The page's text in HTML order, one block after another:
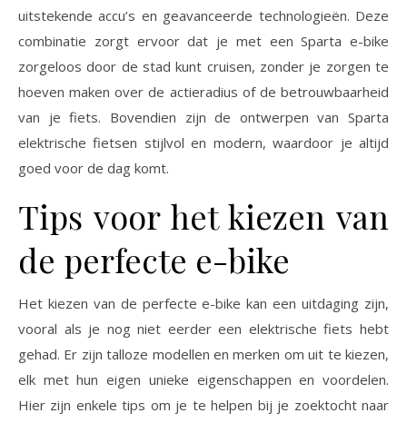
uitstekende accu’s en geavanceerde technologieën. Deze
combinatie zorgt ervoor dat je met een Sparta e-bike
zorgeloos door de stad kunt cruisen, zonder je zorgen te
hoeven maken over de actieradius of de betrouwbaarheid
van je fiets. Bovendien zijn de ontwerpen van Sparta
elektrische fietsen stijlvol en modern, waardoor je altijd
goed voor de dag komt.
Tips voor het kiezen van
de perfecte e-bike
Het kiezen van de perfecte e-bike kan een uitdaging zijn,
vooral als je nog niet eerder een elektrische fiets hebt
gehad. Er zijn talloze modellen en merken om uit te kiezen,
elk met hun eigen unieke eigenschappen en voordelen.
Hier zijn enkele tips om je te helpen bij je zoektocht naar